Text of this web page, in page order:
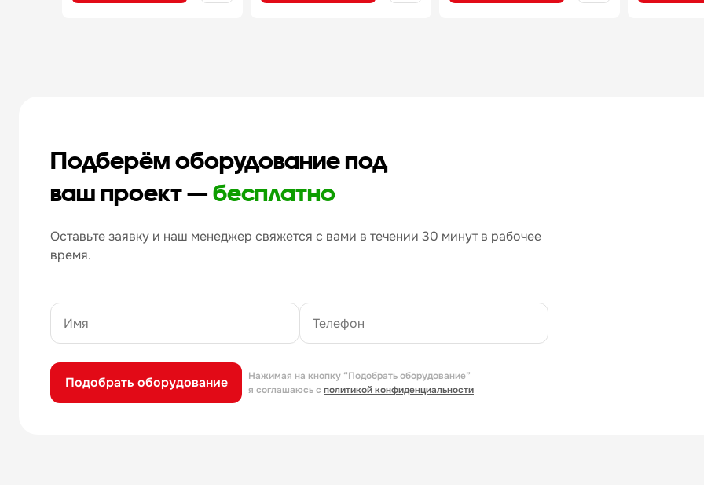
Подберём оборудование под
ваш проект —бесплатно
Оставьте заявку и наш менеджер свяжется с вами в течении 30 минут в рабочее
время.
Подобрать оборудование
Нажимая на кнопку “Подобрать оборудование”
я соглашаюсь с политикой конфиденциальности